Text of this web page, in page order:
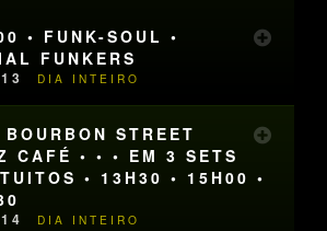
• FUNK-SOUL •
FUNKERS
DIA INTEIRO
BOURBON STREET
CAFÉ • • • EM 3 SETS
• 13H30 • 15H00 •
DIA INTEIRO